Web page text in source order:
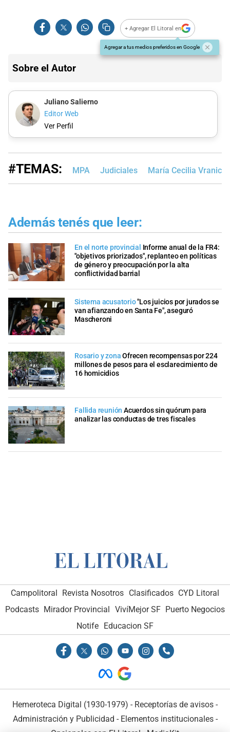
+ Agregar El Litoral en
Agregar a tus medios preferidos en Google
Sobre el Autor
Juliano Salierno
Editor Web
Ver Perfil
#TEMAS: MPA Judiciales María Cecilia
Además tenés que leer:
En el norte provincial Informe anual de la FR4:
"objetivos priorizados", replanteo en políticas
de género y preocupación por la alta
conflictividad barrial
Sistema acusatorio"Los juicios por jurados se
van afianzando en Santa Fe", aseguró
Mascheroni
Rosario y zonaOfrecen recompensas por 224
millones de pesos para el esclarecimiento de
16 homicidios
Fallida reunión Acuerdos sin quórum para
analizar las conductas de tres fiscales
Campolitoral Revista Nosotros Clasificados CYD Litoral
Podcasts Mirador Provincial VivíMejor SF Puerto Negocios
Notife Educacion SF
Hemeroteca Digital (1930-1979) - Receptorías de avisos -
Administración y Publicidad - Elementos institucionales-